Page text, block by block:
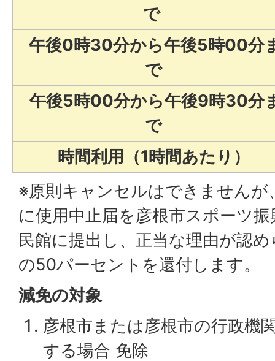
で
午後0時30分から午後5時00分
で
午後5時00分から午後9時30分
で
時間利用（1時間あたり）
※原則キャンセルはできませんが
に使用中止届を彦根市スポーツ
民館に提出し、正当な理由が認
の50パーセントを還付します。
減免の対象
彦根市または彦根市の行政機
する場合 免除